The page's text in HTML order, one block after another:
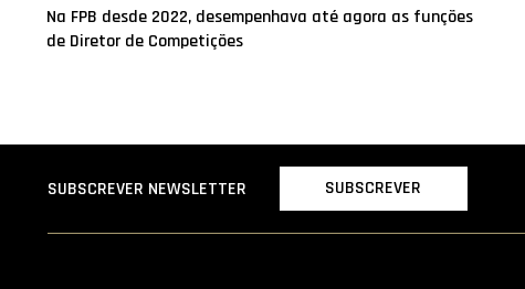
Na FPB desde 2022, desempenhava até agora as funções
de Diretor de Competições
SUBSCREVER NEWSLETTER SUBSCREVER